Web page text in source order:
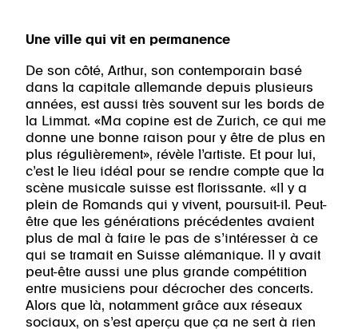
Une ville qui vit en permanence
De son côté, Arthur, son contemporain basé
dans la capitale allemande depuis plusieurs
années, est aussi très souvent sur les bords de
la Limmat. «Ma copine est de Zurich, ce qui me
donne une bonne raison pour y être de plus en
plus régulièrement», révèle l’artiste. Et pour lui,
c’est le lieu idéal pour se rendre compte que la
scène musicale suisse est florissante. «Il y a
plein de Romands qui y vivent, poursuit-il. Peut-
être que les générations précédentes avaient
plus de mal à faire le pas de s’intéresser à ce
qui se tramait en Suisse alémanique. Il y avait
peut-être aussi une plus grande compétition
entre musiciens pour décrocher des concerts.
Alors que là, notamment grâce aux réseaux
sociaux, on s’est aperçu que ça ne sert à rien